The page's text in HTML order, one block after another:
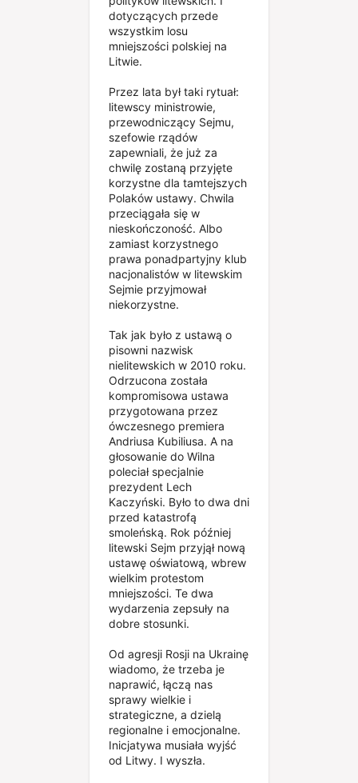
dotyczących przede
wszystkim losu
mniejszości polskiej na
Litwie.
Przez lata był taki rytuał:
litewscy ministrowie,
przewodniczący Sejmu,
szefowie rządów
zapewniali, że już za
chwilę zostaną przyjęte
korzystne dla tamtejszych
Polaków ustawy. Chwila
przeciągała się w
nieskończoność. Albo
zamiast korzystnego
prawa ponadpartyjny klub
nacjonalistów w litewskim
Sejmie przyjmował
niekorzystne.
Tak jak było z ustawą o
pisowni nazwisk
nielitewskich w 2010 roku.
Odrzucona została
kompromisowa ustawa
przygotowana przez
ówczesnego premiera
Andriusa Kubiliusa. A na
głosowanie do Wilna
poleciał specjalnie
prezydent Lech
Kaczyński. Było to dwa dni
przed katastrofą
smoleńską. Rok później
litewski Sejm przyjął nową
ustawę oświatową, wbrew
wielkim protestom
mniejszości. Te dwa
wydarzenia zepsuły na
dobre stosunki.
Od agresji Rosji na Ukrainę
wiadomo, że trzeba je
naprawić, łączą nas
sprawy wielkie i
strategiczne, a dzielą
regionalne i emocjonalne.
Inicjatywa musiała wyjść
od Litwy. I wyszła.